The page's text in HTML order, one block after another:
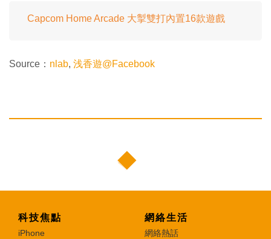
Capcom Home Arcade 大掣雙打內置16款遊戲
Source： nlab, 浅香遊@Facebook
科技焦點
iPhone
網絡生活
網絡熱話